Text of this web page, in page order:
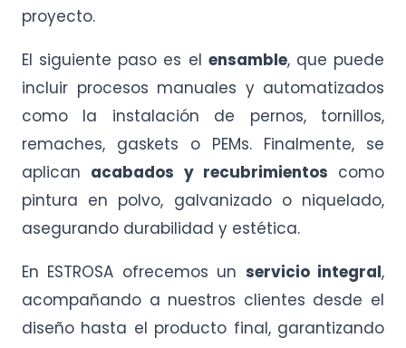
proyecto.
El siguiente paso es el ensamble, que puede
incluir procesos manuales y automatizados
como la instalación de pernos, tornillos,
remaches, gaskets o PEMs. Finalmente, se
aplican acabados y recubrimientos como
pintura en polvo, galvanizado o niquelado,
asegurando durabilidad y estética.
En ESTROSA ofrecemos un servicio integral,
acompañando a nuestros clientes desde el
diseño hasta el producto final, garantizando